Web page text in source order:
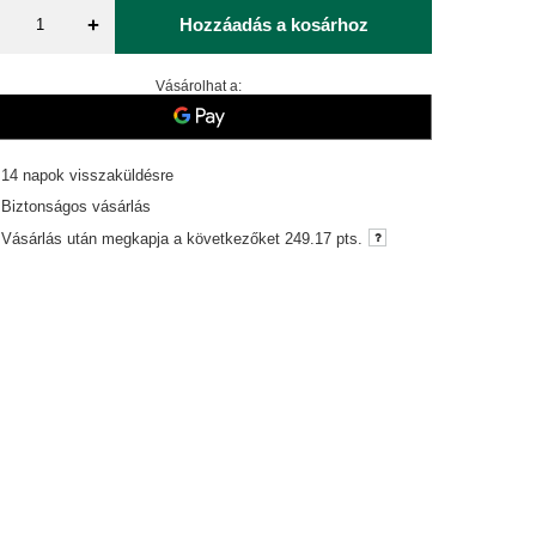
+ Hozzáadás a kosárhoz
Vásárolhat a:
14 napok visszaküldésre
Biztonságos vásárlás
Vásárlás után megkapja a következőket 249.17 pts.